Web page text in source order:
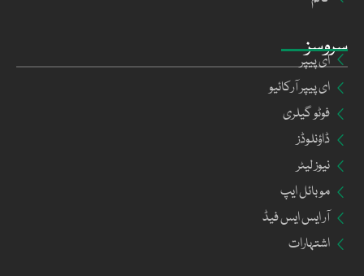
سروسز
ای پیپر
ای پیپر آرکائیو
فوٹو گیلری
ڈاؤنلوڈز
نیوز لیٹر
موبائل ایپ
آر ایس ایس فیڈ
اشتہارات